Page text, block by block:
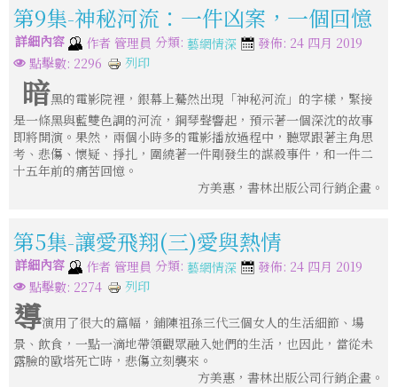
第9集-神秘河流：一件凶案，一個回憶
詳細內容 作者 管理員 分類: 藝網情深
發佈: 24 四月 2019
點擊數: 2296
列印
暗黑的電影院裡，銀幕上驀然出現「神秘河流」的字樣，緊接
是一條黑與藍雙色調的河流，鋼琴聲響起，預示著一個深沈的故事
即將開演。果然，兩個小時多的電影播放過程中，聽眾跟著主角思
考、悲傷、懷疑、掙扎，圍繞著一件剛發生的謀殺事件，和一件二
十五年前的痛苦回憶。
方美惠，書林出版公司行銷企畫。
第5集-讓愛飛翔(三)愛與熱情
詳細內容 作者 管理員 分類: 藝網情深
發佈: 24 四月 2019
點擊數: 2274
列印
導演用了很大的篇幅，鋪陳祖孫三代三個女人的生活細節、場
景、飲食，一點一滴地帶領觀眾融入她們的生活，也因此，當從未
露臉的歐塔死亡時，悲傷立刻襲來。
方美惠，書林出版公司行銷企畫。